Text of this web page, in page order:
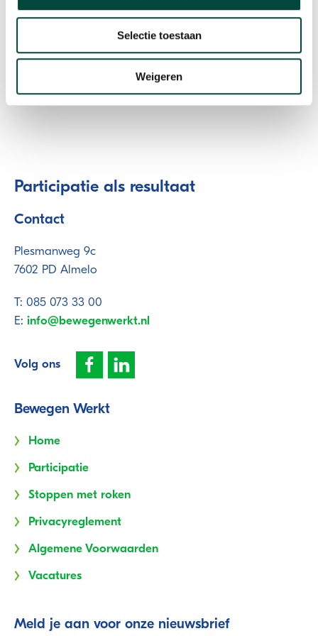
Selectie toestaan
Weigeren
Participatie als resultaat
Contact
Plesmanweg 9c
7602 PD Almelo
T: 085 073 33 00
E: info@bewegenwerkt.nl
Volg ons
Bewegen Werkt
Home
Participatie
Stoppen met roken
Privacyreglement
Algemene Voorwaarden
Vacatures
Meld je aan voor onze nieuwsbrief